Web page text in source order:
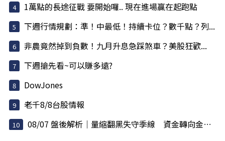
1萬點的長途征戰 要開始囉.. 現在進場贏在起跑點
下週行情規劃：準！中最低！持續卡位？數千點？列...
非農竟然掉到負數！九月升息急踩煞車？美股狂歡...
下週搶先看~可以賺多遠?
DowJones
老千8/8台股情報
08/07 盤後解析｜量縮翻黑失守季線 資金轉向金融...